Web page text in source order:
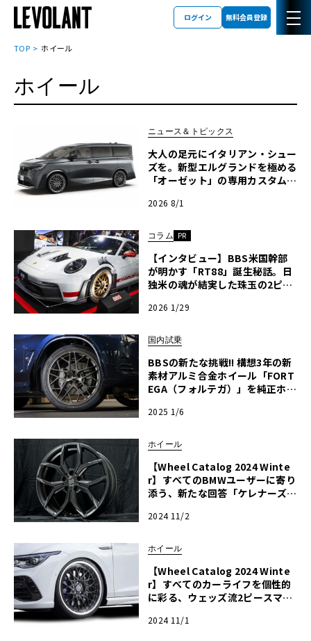
ログイン 無料会員登録
TOP ホイール
ホイール
ニュース＆トピックス
大人の足元にイタリアン・シュー
ズを。新型エルグランドを極める
「オーゼット」の専用カスタムホ
2026 8/1
コラム PR
【インタビュー】BBS米国幹部
が明かす「RT88」誕生秘話。日
独米の魂が結実した珠玉の2ピー
2026 1/29
国内試乗
BBSの新たな挑戦!! 構想3年の新
素材アルミ合金ホイール「FORT
EGA（フォルテガ）」を純正ホイ
2025 1/6
ホイール
【Wheel Catalog 2024 Winte
r】すべてのBMWユーザーに寄り
添う、新たな回答「ケレナーズス
2024 11/2
ホイール
【Wheel Catalog 2024 Winte
r】すべてのカーライフを個性的
に彩る、ウェッズ流2ピースマジ
2024 11/1